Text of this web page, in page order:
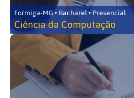
Formiga-MG • Bacharel • Presencial
Ciência da Computação